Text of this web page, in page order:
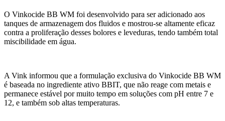
O Vinkocide BB WM foi desenvolvido para ser adicionado aos
tanques de armazenagem dos fluidos e mostrou-se altamente eficaz
contra a proliferação desses bolores e leveduras, tendo também total
miscibilidade em água.
A Vink informou que a formulação exclusiva do Vinkocide BB WM
é baseada no ingrediente ativo BBIT, que não reage com metais e
permanece estável por muito tempo em soluções com pH entre 7 e
12, e também sob altas temperaturas.